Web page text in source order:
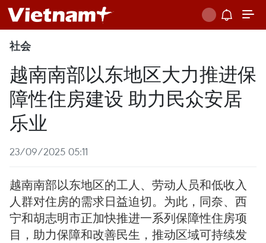
社会
越南南部以东地区大力推进保
障性住房建设 助力民众安居
乐业
23/09/2025 05:11
越南南部以东地区的工人、劳动人员和低收入
人群对住房的需求日益迫切。为此，同奈、西
宁和胡志明市正加快推进一系列保障性住房项
目，助力保障和改善民生，推动区域可持续发